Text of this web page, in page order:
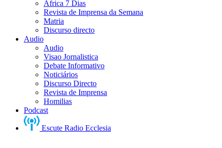
África 7 Dias
Revista de Imprensa da Semana
Matria
Discurso directo
Audio
Audio
Visao Jornalistica
Debate Informativo
Noticiários
Discurso Directo
Revista de Imprensa
Homilias
Podcast
Escute Radio Ecclesia